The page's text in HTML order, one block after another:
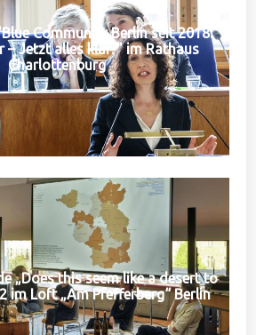
Community Berlin seit 2018:
– Jetzt alles klar?" im Rathaus
Charlottenburg
„Does this seem like a desert to
im Loft „Am Pfefferberg“ Berlin